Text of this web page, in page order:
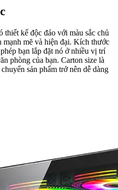
thiết kế độc đáo với màu sắc chủ
mạnh mẽ và hiện đại. Kích thước
bạn lắp đặt nó ở nhiều vị trí
phòng của bạn. Carton size là
sản phẩm trở nên dễ dàng